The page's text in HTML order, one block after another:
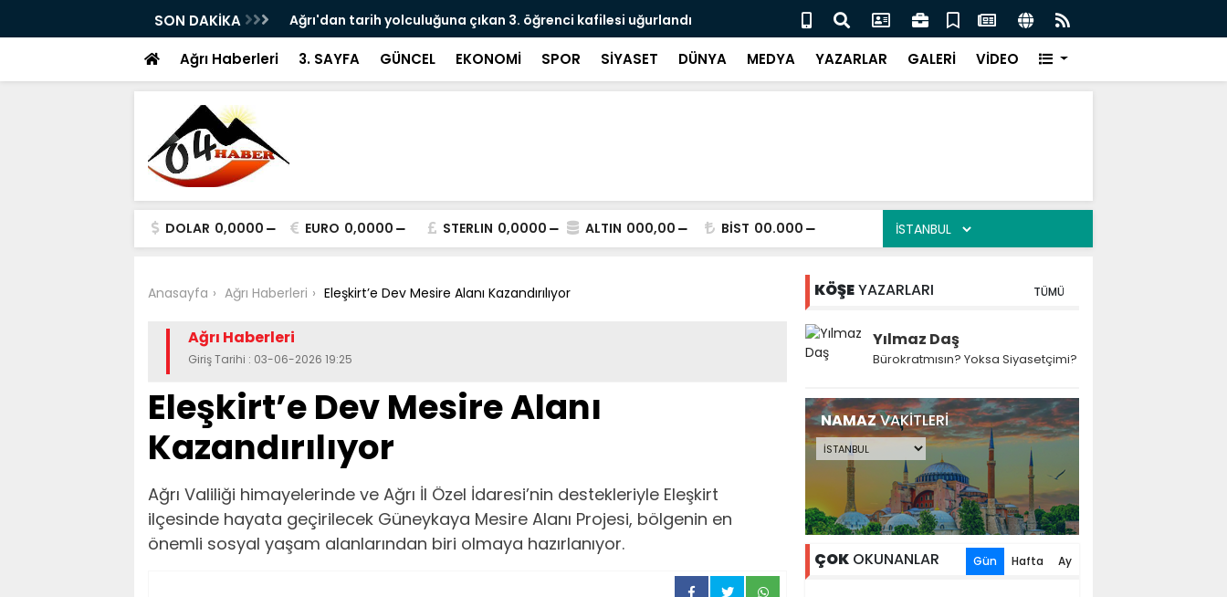
SON DAKİKA
ile Ağrı'da Obezite Cerrahisi Dönemi Ağrı'dan tarih yolculuğuna çıkan 3. öğrenci kafilesi uğurlandı
Doğubayazıt Kekiği İçin Tarihi Adım: Coğrafi İşaret ve Markalaşma
Süreci Başladı
Ağrı Haberleri 3. SAYFA GÜNCEL EKONOMİ SPOR SİYASET DÜNYA MEDYA YAZARLAR GALERİ VİDEO
DOLAR 0,0000 EURO 0,0000 STERLIN 0,0000 ALTIN 000,00 BİST 00.000
Anasayfa Ağrı Haberleri Eleşkirt’e Dev Mesire Alanı Kazandırılıyor
Ağrı Haberleri
Giriş Tarihi : 03-06-2026 19:25
Eleşkirt’e Dev Mesire Alanı
Kazandırılıyor
Ağrı Valiliği himayelerinde ve Ağrı İl Özel İdaresi’nin destekleriyle Eleşkirt
ilçesinde hayata geçirilecek Güneykaya Mesire Alanı Projesi, bölgenin en
önemli sosyal yaşam alanlarından biri olmaya hazırlanıyor.
KÖŞEYAZARLARI TÜMÜ
Yılmaz Daş
Bürokratmısın? Yoksa Siyasetçimi?
NAMAZVAKİTLERİ
ÇOK OKUNANLAR Gün Hafta Ay